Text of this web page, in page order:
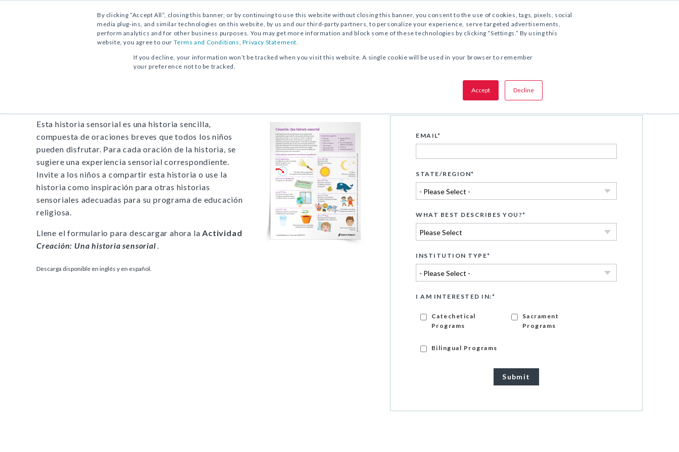
By clicking “Accept All”, closing this banner, or by continuing to use this website without closing this banner, you consent to the use of cookies, tags, pixels, social
media plug-ins, and similar technologies on this website, by us and our third-party partners, to personalize your experience, serve targeted advertisements,
perform analytics and for other business purposes. You may get more information and block some of these technologies by clicking “Settings.” By using this
website, you agree to our Terms and Conditions, Privacy Statement.
If you decline, your information won’t be tracked when you visit this website. A single cookie will be used in your browser to remember
your preference not to be tracked.
Accept Decline
ACTIVIDAD
Esta historia sensorial es una historia sencilla,
compuesta de oraciones breves que todos los niños
pueden disfrutar. Para cada oración de la historia, se
sugiere una experiencia sensorial correspondiente.
Invite a los niños a compartir esta historia o use la
historia como inspiración para otras historias
sensoriales adecuadas para su programa de educación
religiosa.
Llene el formulario para descargar ahora laActividad
Creación: Una historia sensorial.
Descarga disponible en inglés y en español.
Descargar ahora
EMAIL*
STATE/REGION*
WHAT BEST DESCRIBES YOU?*
INSTITUTION TYPE*
I AM INTERESTED IN:*
Catechetical
Programs
Sacrament
Programs
Bilingual Programs